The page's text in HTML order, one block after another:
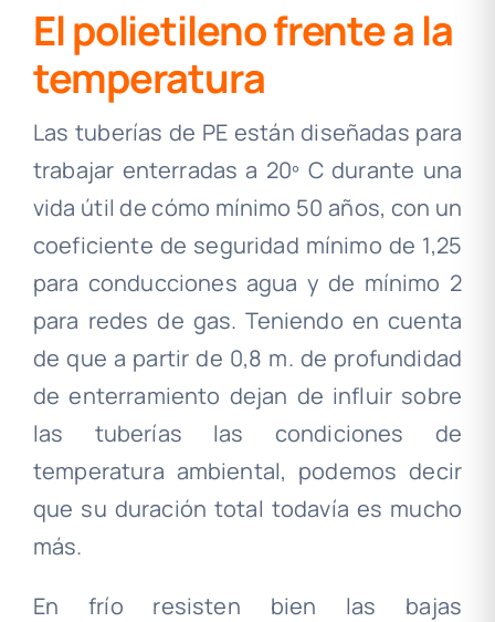
El polietileno frente a la
temperatura
Las tuberías de PE están diseñadas para
trabajar enterradas a 20º C durante una
vida útil de cómo mínimo 50 años, con un
coeficiente de seguridad mínimo de 1,25
para conducciones agua y de mínimo 2
para redes de gas. Teniendo en cuenta
de que a partir de 0,8 m. de profundidad
de enterramiento dejan de influir sobre
las tuberías las condiciones de
temperatura ambiental, podemos decir
que su duración total todavía es mucho
más.
En frío resisten bien las bajas